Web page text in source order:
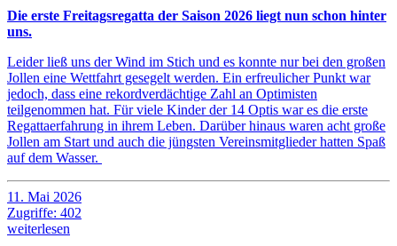
Die erste Freitagsregatta der Saison 2026 liegt nun schon hinter
uns.
Leider ließ uns der Wind im Stich und es konnte nur bei den großen
Jollen eine Wettfahrt gesegelt werden. Ein erfreulicher Punkt war
jedoch, dass eine rekordverdächtige Zahl an Optimisten
teilgenommen hat. Für viele Kinder der 14 Optis war es die erste
Regattaerfahrung in ihrem Leben. Darüber hinaus waren acht große
Jollen am Start und auch die jüngsten Vereinsmitglieder hatten Spaß
auf dem Wasser.
11. Mai 2026
Zugriffe: 402
weiterlesen